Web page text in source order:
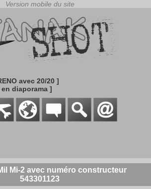
avec 20/20 ]
diaporama ]
Mi-2 avec numéro constructeur
543301123